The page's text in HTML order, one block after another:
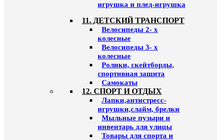
игрушка и плед-игрушка
11. ДЕТСКИЙ ТРАНСПОРТ
Велосипеды 2- х
колесные
Велосипеды 3- х
колесные
Ролики, скейтборды,
спортивная защита
Самокаты
12. СПОРТ И ОТДЫХ
Лапки,антистресс-
игрушки,слайм, брелки
Мыльные пузыри и
инвентарь для улицы
Товары для спорта и